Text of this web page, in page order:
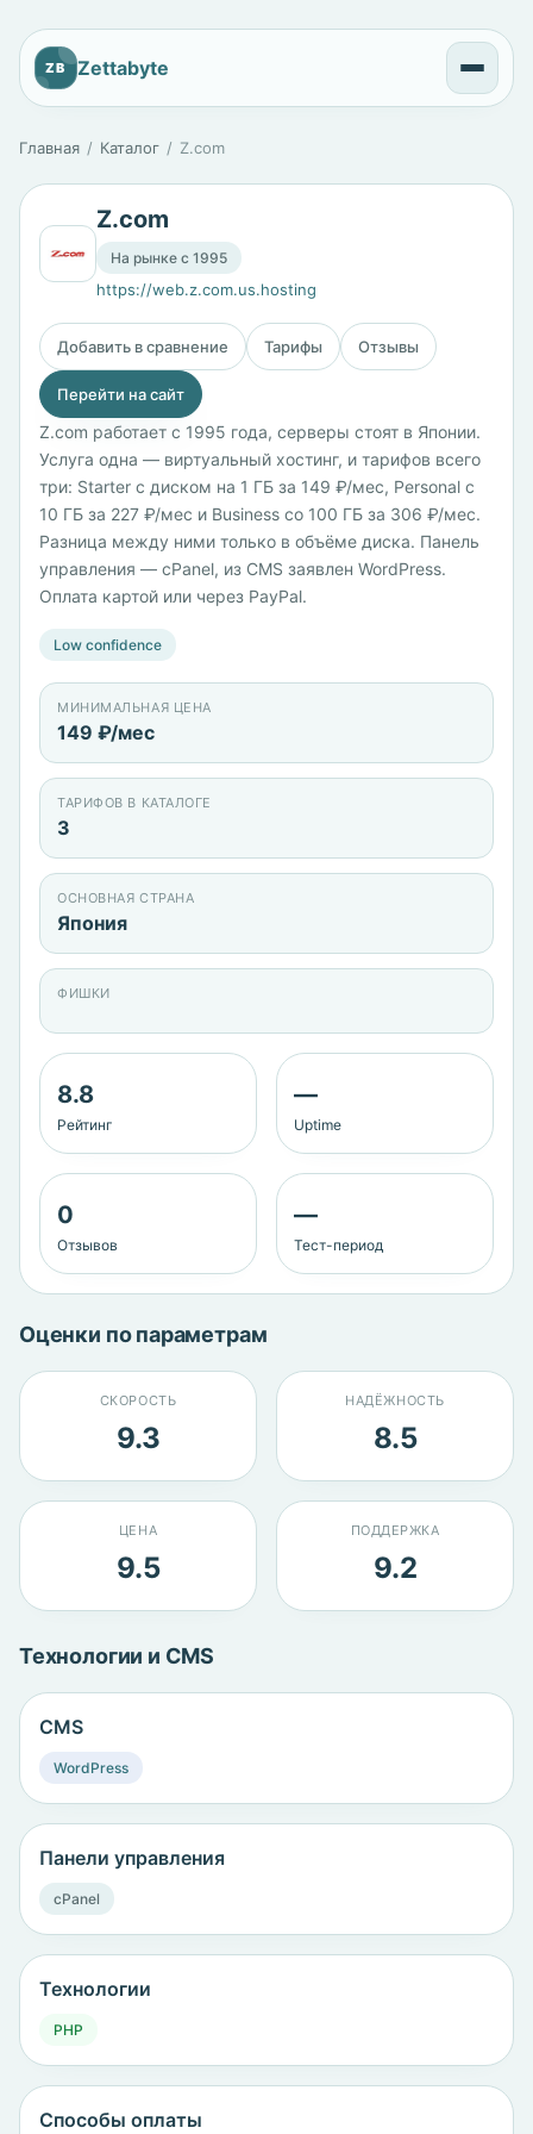
ZB Zettabyte
Главная Каталог Z.com
Z.com
На рынке с 1995
https://web.z.com.us.hosting
Добавить в сравнение Тарифы Отзывы
Перейти на сайт
Z.com работает с 1995 года, серверы стоят в Японии.
Услуга одна — виртуальный хостинг, и тарифов всего
три: Starter с диском на 1 ГБ за 149 ₽/мес, Personal с
10 ГБ за 227 ₽/мес и Business со 100 ГБ за 306 ₽/мес.
Разница между ними только в объёме диска. Панель
управления — cPanel, из CMS заявлен WordPress.
Оплата картой или через PayPal.
Low confidence
МИНИМАЛЬНАЯ ЦЕНА
149 ₽/мес
ТАРИФОВ В КАТАЛОГЕ
3
ОСНОВНАЯ СТРАНА
Япония
ФИШКИ
8.8
Рейтинг
—
Uptime
0
Отзывов
—
Тест-период
Оценки по параметрам
СКОРОСТЬ
9.3
НАДЁЖНОСТЬ
8.5
ЦЕНА
9.5
ПОДДЕРЖКА
9.2
Технологии и CMS
CMS
WordPress
Панели управления
cPanel
Технологии
PHP
Способы оплаты